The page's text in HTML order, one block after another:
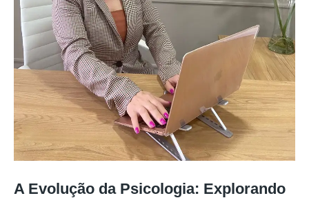
A Evolução da Psicologia: Explorando